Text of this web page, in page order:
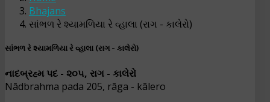
Bhajans
સાંભળ રે શ્યામળિયા રે વ્હાલા (રાગ - કાલેરો)
સાંભળ રે શ્યામળિયા રે વ્હાલા (રાગ - કાલેરો)
નાદબ્રહ્મ પદ - ૨૦૫, રાગ - કાલેરો
Nādbrahma pada 205, rāga - kālero